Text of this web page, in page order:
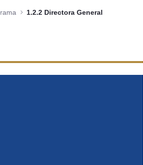
1.2.2 Directora General